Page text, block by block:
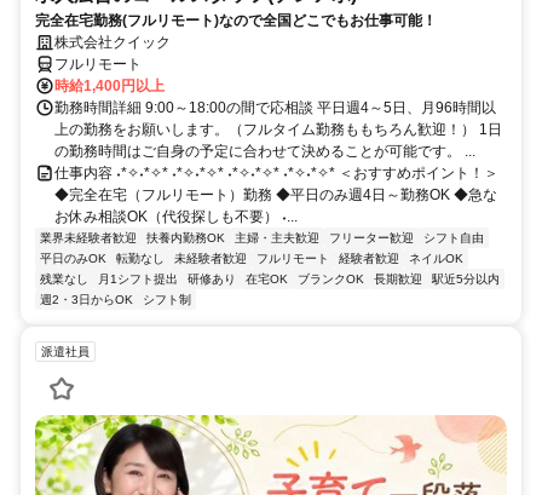
完全在宅勤務(フルリモート)なので全国どこでもお仕事可能！
株式会社クイック
フルリモート
時給1,400円以上
勤務時間詳細 9:00～18:00の間で応相談 平日週4～5日、月96時間以
上の勤務をお願いします。（フルタイム勤務ももちろん歓迎！） 1日
の勤務時間はご自身の予定に合わせて決めることが可能です。 ...
仕事内容 ˖*✧˖*✧* ˖*✧˖*✧* ˖*✧˖*✧* ˖*✧˖*✧* ＜おすすめポイント！＞
◆完全在宅（フルリモート）勤務 ◆平日のみ週4日～勤務OK ◆急な
お休み相談OK（代役探しも不要） ˖...
業界未経験者歓迎 扶養内勤務OK 主婦・主夫歓迎 フリーター歓迎
シフト自由
平日のみOK
転勤なし 未経験者歓迎 フルリモート 経験者歓迎
ネイルOK
残業なし
月1シフト提出 研修あり 在宅OK ブランクOK 長期歓迎
駅近5分以内
週2・3日からOK
シフト制
派遣社員